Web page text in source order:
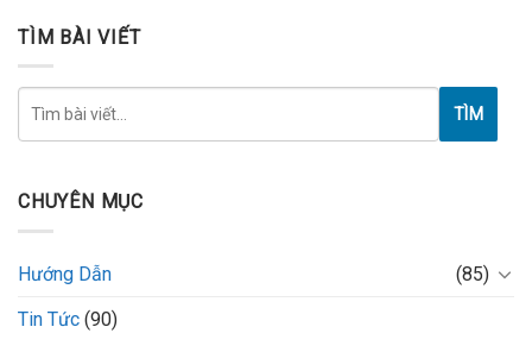
TÌM BÀI VIẾT
TÌM
CHUYÊN MỤC
Hướng Dẫn
(85)
Tin Tức (90)